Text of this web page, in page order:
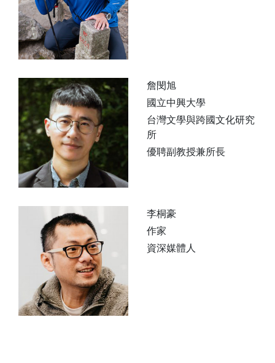
詹閔旭
國立中興大學
台灣文學與跨國文化研究
所
優聘副教授兼所長
李桐豪
作家
資深媒體人